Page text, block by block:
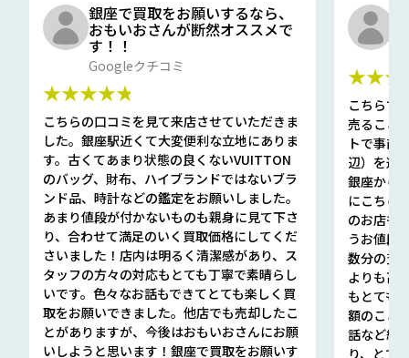
銀座で買取をお願いするなら、
おもいおさんが断然オススメで
す！！
Googleクチコミ
★★★★★
こちらの口コミを見て来店させていただきま
した。銀座駅近くて大変便利な立地にありま
す。古くてあまり状態の良くないVUITTON
のバッグ、財布、ハイブランドではないブラ
ンド品、時計などの鑑定をお願いしました。
あまり値段が付かないものも親身に見て下さ
り、合わせて満足のいく買取価格にしてくだ
さいました！店内は明るく清潔感があり、ス
タッフの方々の対応もとても丁寧で素晴らし
いです。色々なお話もできてとても楽しく買
取をお願いできました。他店でも売却したこ
とがありますが、今後はおもいおさんにお願
いしようと思います！銀座で買取をお願いす
こちらで
売ること
トで事前
辺）を選
銀座から
にこちら
のお店も
うお値段
数分の査
よりも高
もとても
額のこと
話など細
り、とて